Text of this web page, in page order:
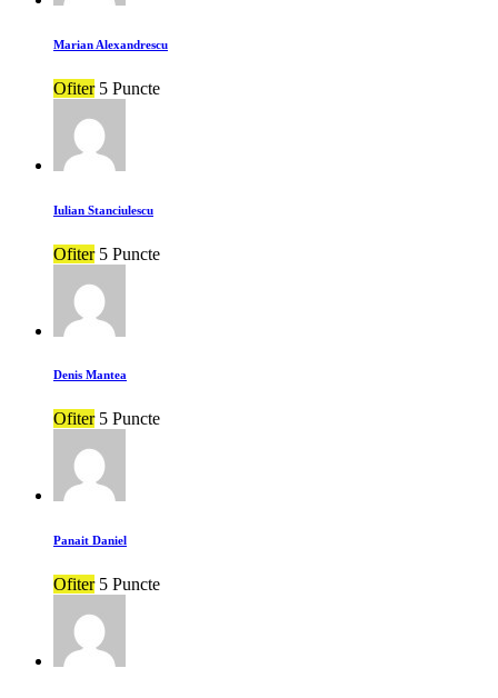
Marian Alexandrescu
Ofiter 5 Puncte
Iulian Stanciulescu
Ofiter 5 Puncte
Denis Mantea
Ofiter 5 Puncte
Panait Daniel
Ofiter 5 Puncte